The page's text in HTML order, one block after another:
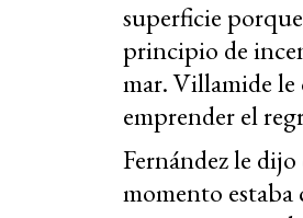
superficie
principio de
mar. Villamide
emprender el
Fernández le
momento estaba